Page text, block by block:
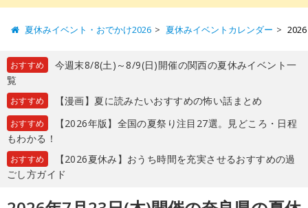
夏休みイベント・おでかけ2026 夏休みイベントカレンダー
おすすめ
今週末8/8(土)～8/9(日)開催の関西の夏休みイベント一
覧
おすすめ 【漫画】夏に読みたいおすすめの怖い話まとめ
おすすめ
【2026年版】全国の夏祭り注目27選。見どころ・日程
もわかる！
おすすめ
【2026夏休み】おうち時間を充実させるおすすめの過
ごし方ガイド